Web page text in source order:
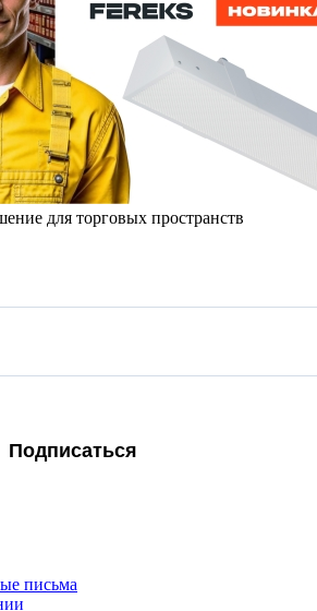
для торговых пространств
Подписаться
письма